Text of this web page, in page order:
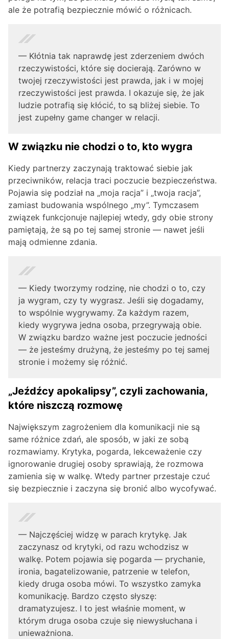
ale że potrafią bezpiecznie mówić o różnicach.
— Kłótnia tak naprawdę jest zderzeniem dwóch
rzeczywistości, które się docierają. Zarówno w
twojej rzeczywistości jest prawda, jak i w mojej
rzeczywistości jest prawda. I okazuje się, że jak
ludzie potrafią się kłócić, to są bliżej siebie. To
jest zupełny game changer w relacji.
W związku nie chodzi o to, kto wygra
Kiedy partnerzy zaczynają traktować siebie jak
przeciwników, relacja traci poczucie bezpieczeństwa.
Pojawia się podział na „moja racja” i „twoja racja”,
zamiast budowania wspólnego „my”. Tymczasem
związek funkcjonuje najlepiej wtedy, gdy obie strony
pamiętają, że są po tej samej stronie — nawet jeśli
mają odmienne zdania.
— Kiedy tworzymy rodzinę, nie chodzi o to, czy
ja wygram, czy ty wygrasz. Jeśli się dogadamy,
to wspólnie wygrywamy. Za każdym razem,
kiedy wygrywa jedna osoba, przegrywają obie.
W związku bardzo ważne jest poczucie jedności
— że jesteśmy drużyną, że jesteśmy po tej samej
stronie i możemy się różnić.
„Jeźdźcy apokalipsy”, czyli zachowania,
które niszczą rozmowę
Największym zagrożeniem dla komunikacji nie są
same różnice zdań, ale sposób, w jaki ze sobą
rozmawiamy. Krytyka, pogarda, lekceważenie czy
ignorowanie drugiej osoby sprawiają, że rozmowa
zamienia się w walkę. Wtedy partner przestaje czuć
się bezpiecznie i zaczyna się bronić albo wycofywać.
— Najczęściej widzę w parach krytykę. Jak
zaczynasz od krytyki, od razu wchodzisz w
walkę. Potem pojawia się pogarda — prychanie,
ironia, bagatelizowanie, patrzenie w telefon,
kiedy druga osoba mówi. To wszystko zamyka
komunikację. Bardzo często słyszę:
dramatyzujesz. I to jest właśnie moment, w
którym druga osoba czuje się niewysłuchana i
unieważniona.